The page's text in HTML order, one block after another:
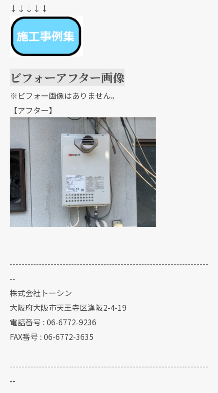
↓↓↓↓↓
ビフォーアフター画像
※ビフォー画像はありません。
【アフター】
--------------------------------------------------------------------
--
株式会社トーシン
大阪府大阪市天王寺区逢阪2-4-19
電話番号 : 06-6772-9236
FAX番号 : 06-6772-3635
--------------------------------------------------------------------
--